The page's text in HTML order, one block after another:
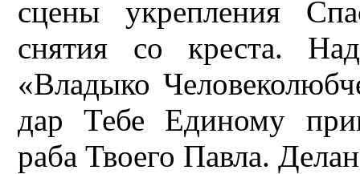
сцены укрепления
снятия со креста.
«Владыко
дар Тебе Единому
раба Твоего Павла.